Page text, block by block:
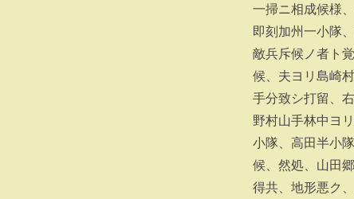
一掃ニ相成候様
即刻加州一小隊
敵兵斥候ノ者ト
候、夫ヨリ島崎
手分致シ打留、
野村山手林中ヨ
小隊、高田半小
候、然処、山田
得共、地形悪ク